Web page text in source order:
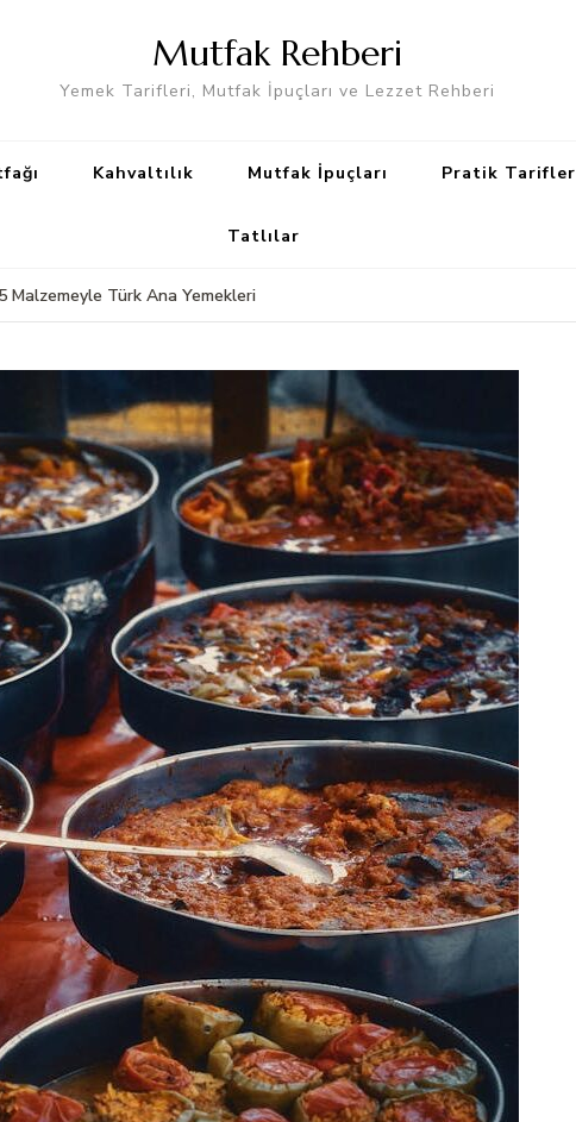
Mutfak Rehberi
Yemek Tarifleri, Mutfak İpuçları ve Lezzet Rehberi
Kahvaltılık Mutfak İpuçları Pratik Tarifler
Tatlılar
Malzemeyle Türk Ana Yemekleri